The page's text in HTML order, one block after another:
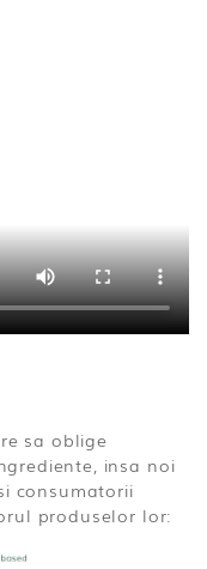
sa oblige
insa noi
consumatorii
produselor lor: